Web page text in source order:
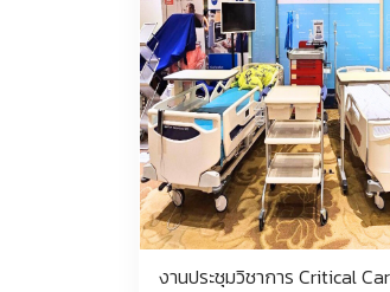
งานประชุมวิชาการ Critical